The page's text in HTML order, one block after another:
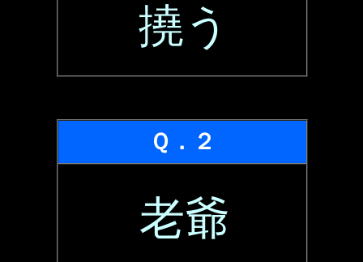
撓う
Ｑ．２
老爺